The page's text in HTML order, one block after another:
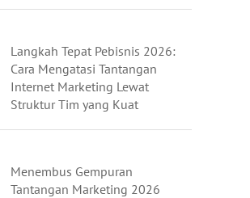
Langkah Tepat Pebisnis 2026:
Cara Mengatasi Tantangan
Internet Marketing Lewat
Struktur Tim yang Kuat
Menembus Gempuran
Tantangan Marketing 2026